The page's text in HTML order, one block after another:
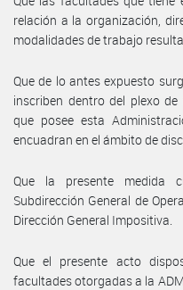
relación a la organización,
modalidades de trabajo
Que de lo antes expuesto
inscriben dentro del plexo
que posee esta
encuadran en el ámbito de
Que la presente medida
Subdirección General de
Dirección General Impositiva.
Que el presente acto
facultades otorgadas a la